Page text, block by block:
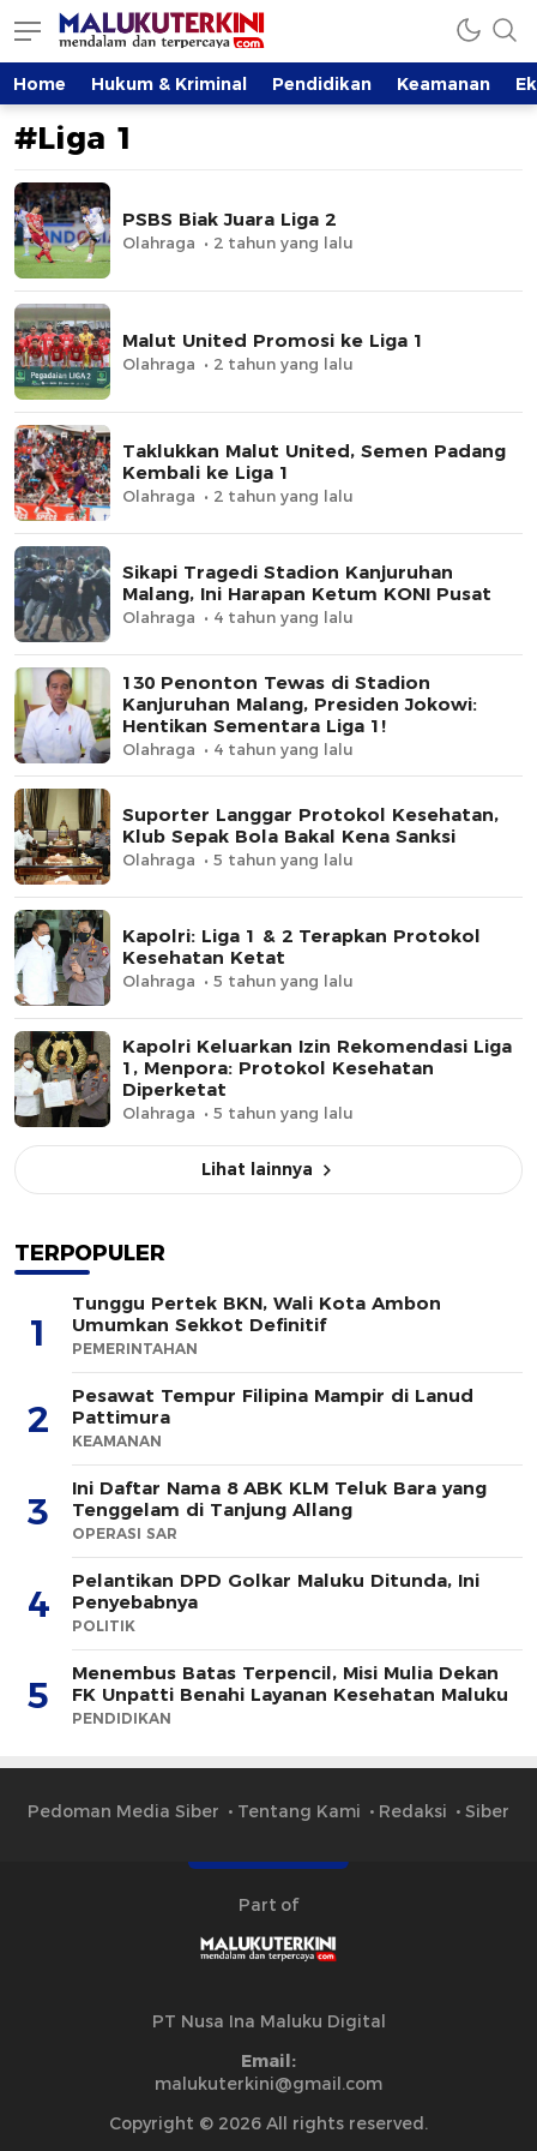
MalukuTerkini.com
Terkini, Mendalam dan Terpercaya
Home Hukum & Kriminal Pendidikan Keamanan
#Liga 1
PSBS Biak Juara Liga 2
Olahraga 2 tahun yang lalu
Malut United Promosi ke Liga 1
Olahraga 2 tahun yang lalu
Taklukkan Malut United, Semen Padang
Kembali ke Liga 1
Olahraga 2 tahun yang lalu
Sikapi Tragedi Stadion Kanjuruhan
Malang, Ini Harapan Ketum KONI Pusat
Olahraga 4 tahun yang lalu
130 Penonton Tewas di Stadion
Kanjuruhan Malang, Presiden Jokowi:
Hentikan Sementara Liga 1!
Olahraga 4 tahun yang lalu
Suporter Langgar Protokol Kesehatan,
Klub Sepak Bola Bakal Kena Sanksi
Olahraga 5 tahun yang lalu
Kapolri: Liga 1 & 2 Terapkan Protokol
Kesehatan Ketat
Olahraga 5 tahun yang lalu
Kapolri Keluarkan Izin Rekomendasi Liga
1, Menpora: Protokol Kesehatan
Diperketat
Olahraga 5 tahun yang lalu
Lihat lainnya
TERPOPULER
1
Tunggu Pertek BKN, Wali Kota Ambon
Umumkan Sekkot Definitif
PEMERINTAHAN
2
Pesawat Tempur Filipina Mampir di Lanud
Pattimura
KEAMANAN
3
Ini Daftar Nama 8 ABK KLM Teluk Bara yang
Tenggelam di Tanjung Allang
OPERASI SAR
4
Pelantikan DPD Golkar Maluku Ditunda, Ini
Penyebabnya
POLITIK
5
Menembus Batas Terpencil, Misi Mulia Dekan
FK Unpatti Benahi Layanan Kesehatan Maluku
PENDIDIKAN
Pedoman Media Siber Tentang Kami Redaksi Siber
Part of
PT Nusa Ina Maluku Digital
Email:
malukuterkini@gmail.com
Copyright © 2026 All rights reserved.